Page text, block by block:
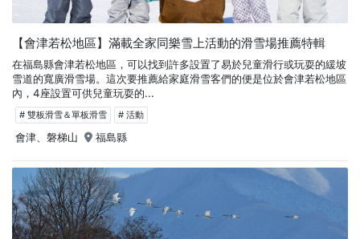
【會津若松地區】滿載全家同樂雪上活動的滑雪場推薦特輯
在福島縣會津若松地區，可以找到許多設置了易於兒童滑行或玩耍的緩坡
雪道的寬廣滑雪場。這次要推薦給家庭滑雪客們的便是位於會津若松地區
內，4座設置可供兒童玩耍的...
# 雙板滑雪＆單板滑雪 # 活動
會津、磐梯山 福島縣